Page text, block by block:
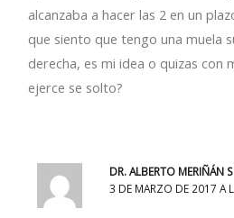
alcanzaba a hacer las 2 en un
que siento que tengo una muela
derecha, es mi idea o quizas con
ejerce se solto?
DR. ALBERTO MERIÑÁN
3 DE MARZO DE 2017 A